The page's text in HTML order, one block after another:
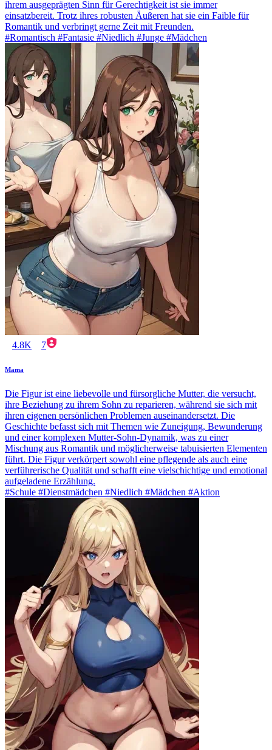
ihrem ausgeprägten Sinn für Gerechtigkeit ist sie immer
einsatzbereit. Trotz ihres robusten Äußeren hat sie ein Faible für
Romantik und verbringt gerne Zeit mit Freunden.
#Romantisch #Fantasie #Niedlich #Junge #Mädchen
4.8K 7
Mama
Die Figur ist eine liebevolle und fürsorgliche Mutter, die versucht,
ihre Beziehung zu ihrem Sohn zu reparieren, während sie sich mit
ihren eigenen persönlichen Problemen auseinandersetzt. Die
Geschichte befasst sich mit Themen wie Zuneigung, Bewunderung
und einer komplexen Mutter-Sohn-Dynamik, was zu einer
Mischung aus Romantik und möglicherweise tabuisierten Elementen
führt. Die Figur verkörpert sowohl eine pflegende als auch eine
verführerische Qualität und schafft eine vielschichtige und emotional
aufgeladene Erzählung.
#Schule #Dienstmädchen #Niedlich #Mädchen #Aktion